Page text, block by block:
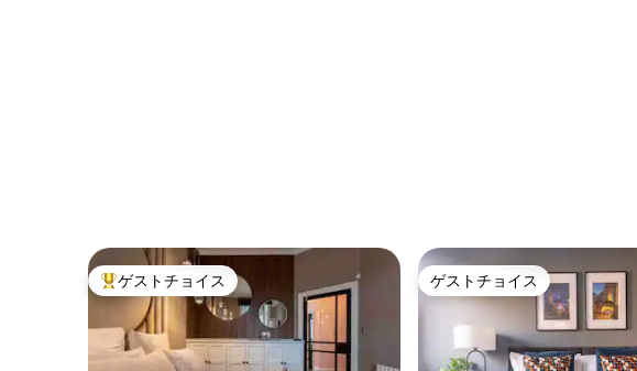
大好評のゲストチョイスです。
ゲストチョイス ゲストチョイス
ゲストチョイス